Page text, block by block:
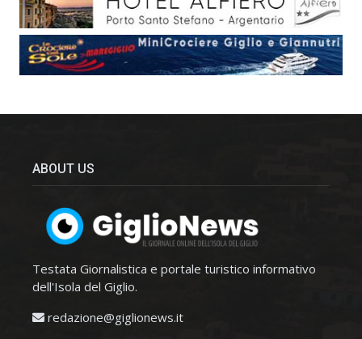
ABOUT US
Testata Giornalistica e portale turistico informativo
dell'Isola del Giglio.
redazione@giglionews.it